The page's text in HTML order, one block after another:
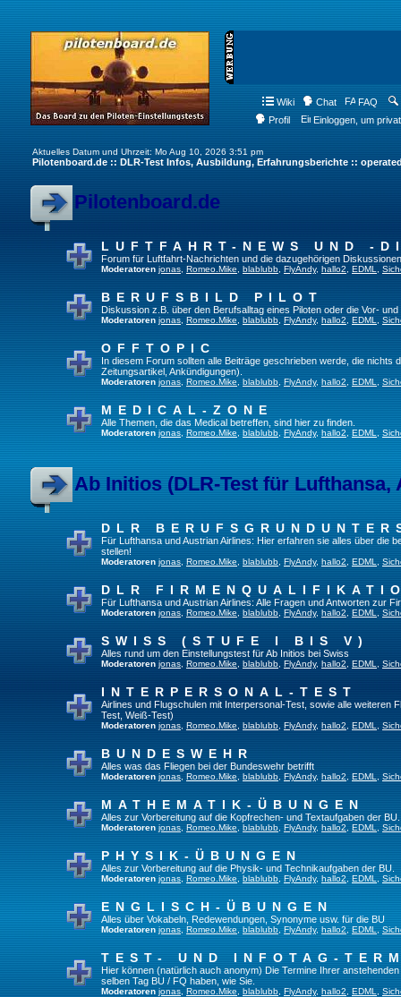
Wiki Chat FAQ
Profil
Einloggen, um
Aktuelles Datum und Uhrzeit: Mo Aug 10, 2026 3:51 pm
Pilotenboard.de :: DLR-Test Infos, Ausbildung, Erfahrungsberichte ::
Pilotenboard.de
LUFTFAHRT-NEWS UND -
Forum für Luftfahrt-Nachrichten und die dazugehörigen
Moderatoren jonas Romeo.Mike blablubb FlyAndy, hallo2 EDML
BERUFSBILD PILOT
Diskussion z.B. über den Berufsalltag eines Piloten oder die Vor-
Moderatoren jonas Romeo.Mike blablubb FlyAndy, hallo2 EDML
OFFTOPIC
In diesem Forum sollten alle Beiträge geschrieben werde, die
Zeitungsartikel, Ankündigungen).
Moderatoren jonas Romeo.Mike blablubb FlyAndy, hallo2 EDML
MEDICAL-ZONE
Alle Themen, die das Medical betreffen, sind hier zu finden.
Moderatoren jonas Romeo.Mike blablubb FlyAndy, hallo2 EDML
Ab Initios (DLR-Test für Lufthansa,
DLR
Für Lufthansa und Austrian Airlines: Hier erfahren sie alles über die
stellen!
Moderatoren jonas Romeo.Mike blablubb FlyAndy, hallo2 EDML
DLR
Für Lufthansa und Austrian Airlines: Alle Fragen und Antworten zur
Moderatoren jonas Romeo.Mike blablubb FlyAndy, hallo2 EDML
SWISS (STUFE I BIS V)
Alles rund um den Einstellungstest für Ab Initios bei Swiss
Moderatoren jonas Romeo.Mike blablubb FlyAndy, hallo2 EDML
INTERPERSONAL-TEST
Airlines und Flugschulen mit Interpersonal-Test, sowie alle weiteren
Test, Weiß-Test)
Moderatoren jonas Romeo.Mike blablubb FlyAndy, hallo2 EDML
BUNDESWEHR
Alles was das Fliegen bei der Bundeswehr betrifft
Moderatoren jonas Romeo.Mike blablubb FlyAndy, hallo2 EDML
MATHEMATIK-ÜBUNGEN
Alles zur Vorbereitung auf die Kopfrechen- und Textaufgaben der BU.
Moderatoren jonas Romeo.Mike blablubb FlyAndy, hallo2 EDML
PHYSIK-ÜBUNGEN
Alles zur Vorbereitung auf die Physik- und Technikaufgaben der BU.
Moderatoren jonas Romeo.Mike blablubb FlyAndy, hallo2 EDML
ENGLISCH-ÜBUNGEN
Alles über Vokabeln, Redewendungen, Synonyme usw. für die BU
Moderatoren jonas Romeo.Mike blablubb FlyAndy, hallo2 EDML
TEST- UND INFOTAG-
Hier können (natürlich auch anonym) Die Termine Ihrer
selben Tag BU / FQ haben, wie Sie.
Moderatoren jonas Romeo.Mike blablubb FlyAndy, hallo2 EDML